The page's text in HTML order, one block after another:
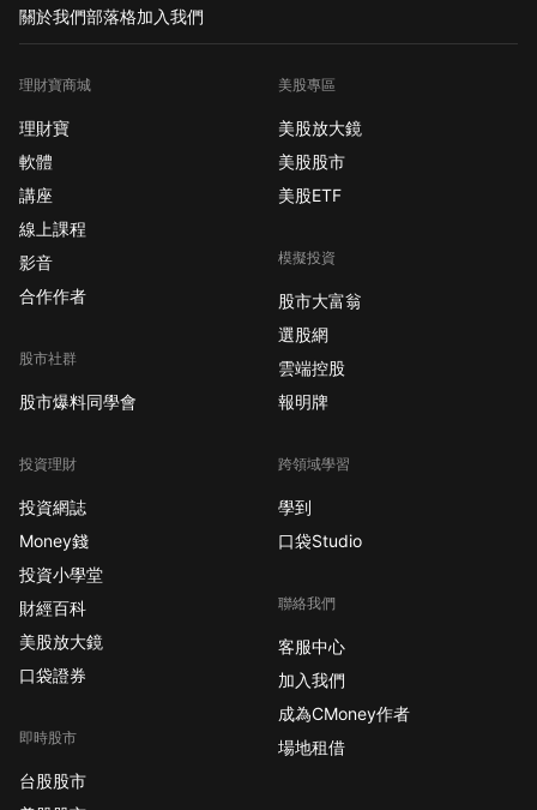
關於我們部落格加入我們
理財寶商城
理財寶
軟體
講座
線上課程
影音
合作作者
股市社群
股市爆料同學會
投資理財
投資網誌
Money錢
投資小學堂
財經百科
美股放大鏡
口袋證券
即時股市
台股股市
美股專區
美股放大鏡
美股股市
美股ETF
模擬投資
股市大富翁
選股網
雲端控股
報明牌
跨領域學習
學到
口袋Studio
聯絡我們
客服中心
加入我們
成為CMoney作者
場地租借